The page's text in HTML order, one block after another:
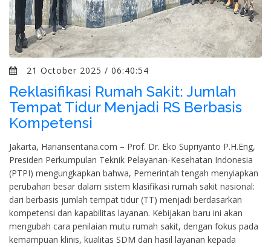
21 October 2025 / 06:40:54
Reklasifikasi Rumah Sakit: Jumlah
Tempat Tidur Menjadi RS Berbasis
Kompetensi
Jakarta, Hariansentana.com – Prof. Dr. Eko Supriyanto P.H.Eng,
Presiden Perkumpulan Teknik Pelayanan-Kesehatan Indonesia
(PTPI) mengungkapkan bahwa, Pemerintah tengah menyiapkan
perubahan besar dalam sistem klasifikasi rumah sakit nasional:
dari berbasis jumlah tempat tidur (TT) menjadi berdasarkan
kompetensi dan kapabilitas layanan. Kebijakan baru ini akan
mengubah cara penilaian mutu rumah sakit, dengan fokus pada
kemampuan klinis, kualitas SDM dan hasil layanan kepada